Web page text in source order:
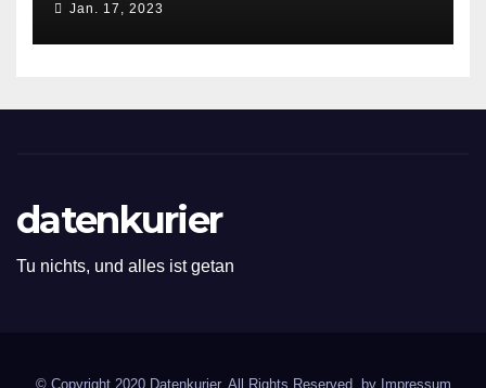
Jan. 17, 2023
datenkurier
Tu nichts, und alles ist getan
© Copyright 2020 Datenkurier. All Rights Reserved. by Impressum